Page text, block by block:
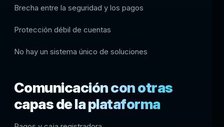
Brecha entre la seguridad y los pagos
Protección débil de cuentas
No hay un sistema único de soluciones
Comunicación con otras
capas de la plataforma